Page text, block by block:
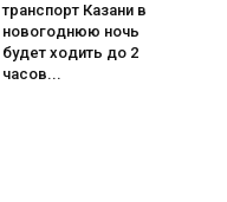
транспорт Казани в
новогоднюю ночь
будет ходить до 2
часов...